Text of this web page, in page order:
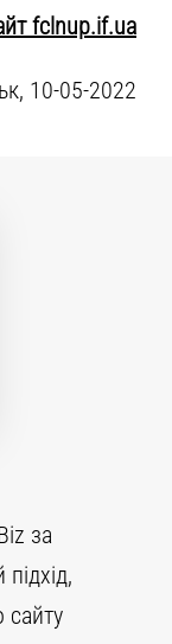
fclnup.if.ua
10-05-2022
за
сайту